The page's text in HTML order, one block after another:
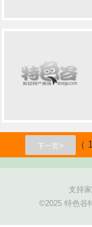
下一页 > （
支持
©2025 特色谷